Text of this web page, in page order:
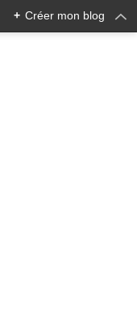
+ Créer mon blog